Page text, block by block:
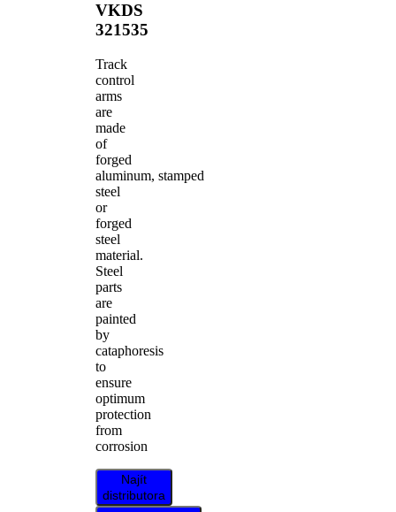
VKDS
321535
Track
control
arms
are
made
of
forged
aluminum, stamped
steel
or
forged
steel
material.
Steel
parts
are
painted
by
cataphoresis
to
ensure
optimum
protection
from
corrosion
Najít
distributora